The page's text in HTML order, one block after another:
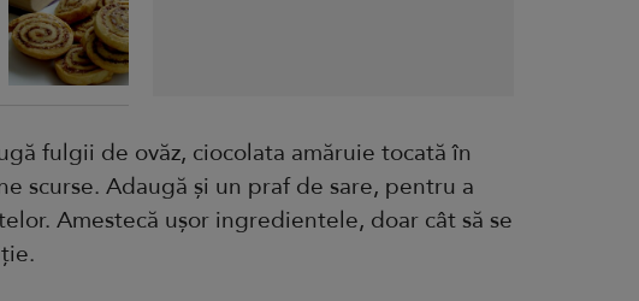
fulgii de ovăz, ciocolata amăruie tocată în
scurse. Adaugă și un praf de sare, pentru a
Amestecă ușor ingredientele, doar cât să se